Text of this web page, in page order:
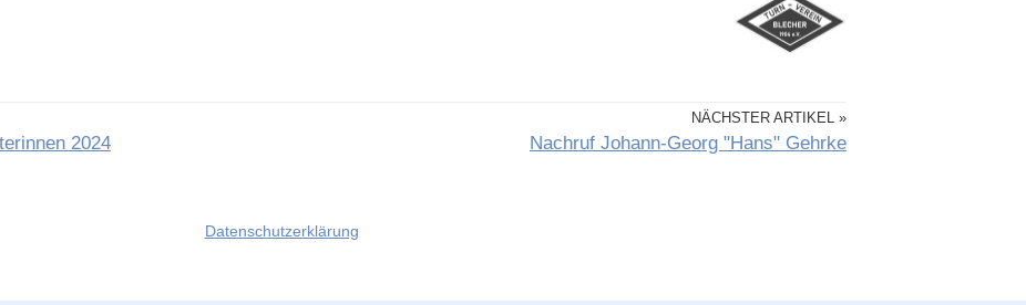
2024
NÄCHSTER ARTIKEL »
Nachruf Johann-Georg "Hans" Gehrke
Datenschutzerklärung